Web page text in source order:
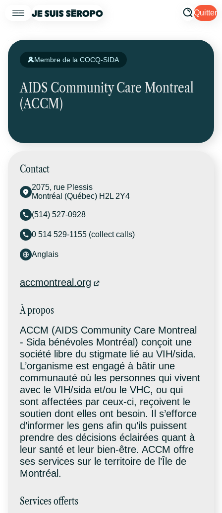
Quitter
Membre de la COCQ-SIDA
AIDS Community Care Montreal
(ACCM)
Contact
2075, rue Plessis
Montréal (Québec) H2L 2Y4
(514) 527-0928
0 514 529-1155 (collect calls)
Anglais
accmontreal.org
À propos
ACCM (AIDS Community Care Montreal
- Sida bénévoles Montréal) conçoit une
société libre du stigmate lié au VIH/sida.
L’organisme est engagé à bâtir une
communauté où les personnes qui vivent
avec le VIH/sida et/ou le VHC, ou qui
sont affectées par ceux-ci, reçoivent le
soutien dont elles ont besoin. Il s’efforce
d’informer les gens afin qu’ils puissent
prendre des décisions éclairées quant à
leur santé et leur bien-être. ACCM offre
ses services sur le territoire de l’Île de
Montréal.
Services offerts